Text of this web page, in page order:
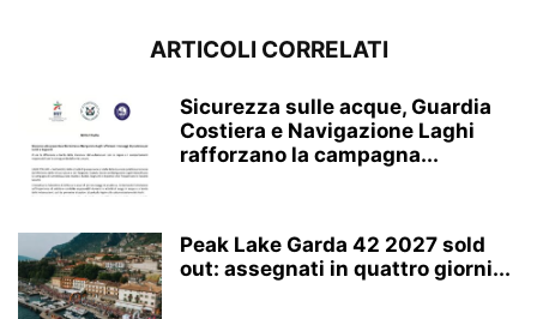
ARTICOLI CORRELATI
Sicurezza sulle acque, Guardia
Costiera e Navigazione Laghi
rafforzano la campagna...
Peak Lake Garda 42 2027 sold
out: assegnati in quattro giorni...